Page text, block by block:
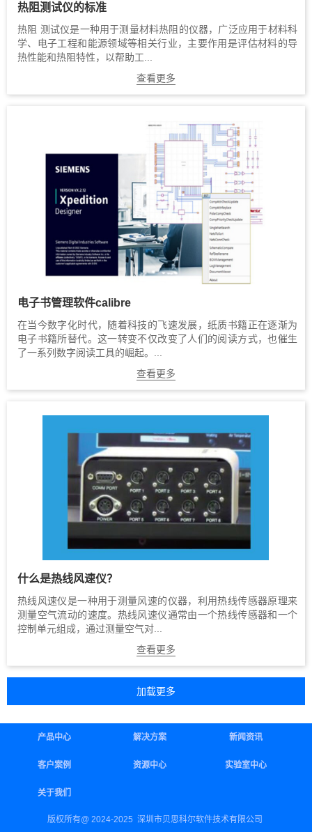
热阻测试仪的标准
热阻 测试仪是一种用于测量材料热阻的仪器，广泛应用于材料科
学、电子工程和能源领域等相关行业，主要作用是评估材料的导
热性能和热阻特性，以帮助工...
查看更多
电子书管理软件calibre
在当今数字化时代，随着科技的飞速发展，纸质书籍正在逐渐为
电子书籍所替代。这一转变不仅改变了人们的阅读方式，也催生
了一系列数字阅读工具的崛起。...
查看更多
什么是热线风速仪？
热线风速仪是一种用于测量风速的仪器，利用热线传感器原理来
测量空气流动的速度。热线风速仪通常由一个热线传感器和一个
控制单元组成，通过测量空气对...
查看更多
产品中心 解决方案 新闻资讯
客户案例 资源中心 实验室中心
关于我们
版权所有@ 2024-2025 深圳市贝思科尔软件技术有限公司